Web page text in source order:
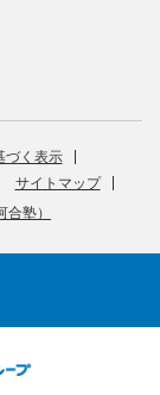
づく表示
サイトマップ
塾）